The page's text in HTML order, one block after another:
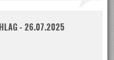
- 26.07.2025